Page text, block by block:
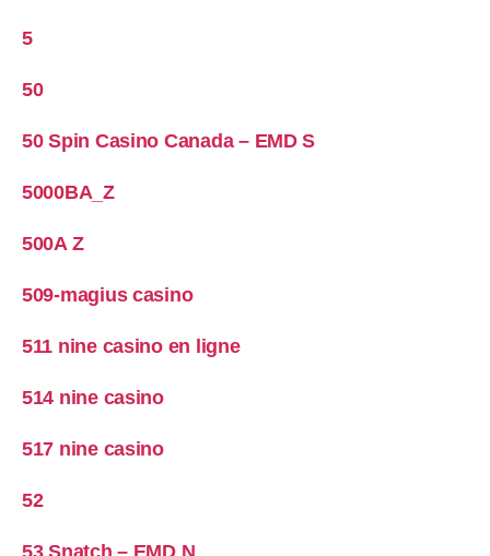
5
50
50 Spin Casino Canada – EMD S
5000BA_Z
500A Z
509-magius casino
511 nine casino en ligne
514 nine casino
517 nine casino
52